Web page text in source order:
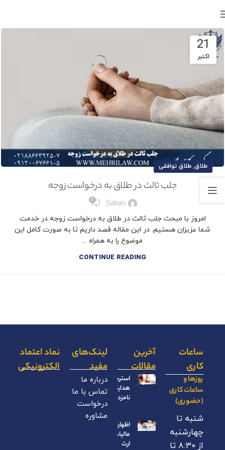
21
اکتبر
طلاق, طلاق توافقی
جلب ثالث در طلاق به درخواست زوجه
Salian
0
امروز با مبحث جلب ثالث در طلاق به درخواست زوجه در خدمت
شما عزیزان هستیم. در این مقاله قصد داریم تا به صورت کامل این
موضوع را به همراه ...
CONTINUE READING
ساعات
کاری
روزها و
ساعات کاری
(حضوری)
شنبه تا
چهارشنبه
از ۸:۳۰ تا
آخرین
مقالات
استرداد
هدایای
نامزدی
اظهارنامه
مالیات بر
ارث
لینک‌های
مفید
درباره ما
تماس با ما
درخواست
مشاوره
نماد اعتماد
الکترونیکی